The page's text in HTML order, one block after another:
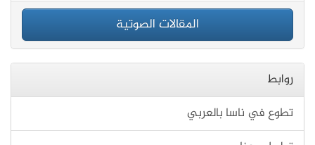
المقالات الصوتية
روابط
تطوع في ناسا بالعربي